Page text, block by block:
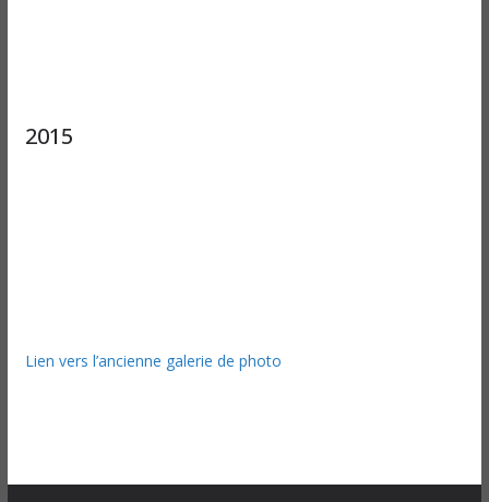
2015
Lien vers l’ancienne galerie de photo